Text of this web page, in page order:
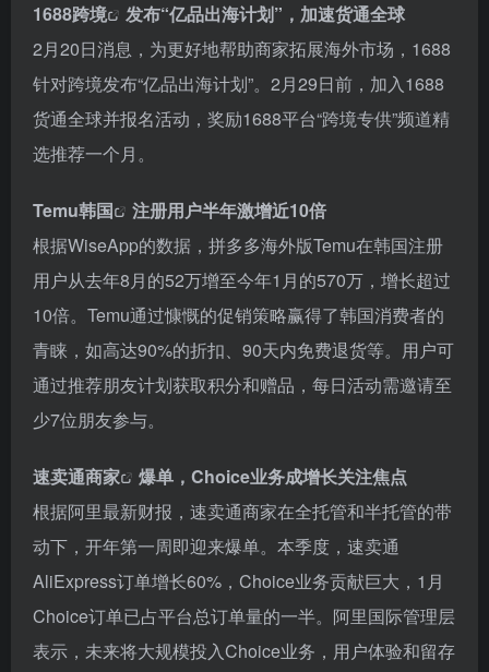
1688跨境
发布“亿品出海计划”，加速货通全球
2月20日消息，为更好地帮助商家拓展海外市场，1688
针对跨境发布“亿品出海计划”。2月29日前，加入1688
货通全球并报名活动，奖励1688平台“跨境专供”频道精
选推荐一个月。
Temu韩国
注册用户半年激增近10倍
根据WiseApp的数据，拼多多海外版Temu在韩国注册
用户从去年8月的52万增至今年1月的570万，增长超过
10倍。Temu通过慷慨的促销策略赢得了韩国消费者的
青睐，如高达90%的折扣、90天内免费退货等。用户可
通过推荐朋友计划获取积分和赠品，每日活动需邀请至
少7位朋友参与。
速卖通商家
爆单，Choice业务成增长关注焦点
根据阿里最新财报，速卖通商家在全托管和半托管的带
动下，开年第一周即迎来爆单。本季度，速卖通
AliExpress订单增长60%，Choice业务贡献巨大，1月
Choice订单已占平台总订单量的一半。阿里国际管理层
表示，未来将大规模投入Choice业务，用户体验和留存